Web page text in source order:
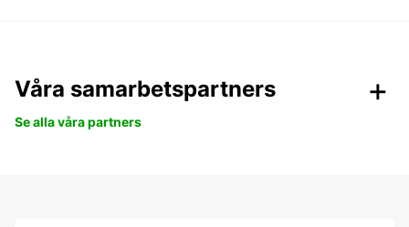
Våra samarbetspartners
Se alla våra partners